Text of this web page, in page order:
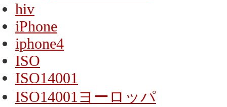
hiv
iPhone
iphone4
ISO
ISO14001
ISO14001ヨーロッパ